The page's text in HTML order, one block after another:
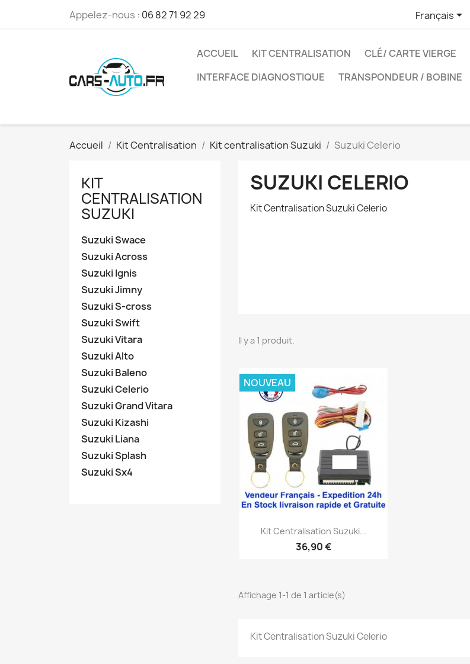
Appelez-nous : 06 82 71 92 29 Français
ACCUEIL KIT CENTRALISATION CLÉ/ CARTE VIERGE
INTERFACE DIAGNOSTIQUE
TRANSPONDEUR / BOBINE
Accueil Kit Centralisation Kit centralisation Suzuki Suzuki Celerio
KIT
CENTRALISATION
SUZUKI
Suzuki Swace
Suzuki Across
Suzuki Ignis
Suzuki Jimny
Suzuki S-cross
Suzuki Swift
Suzuki Vitara
Suzuki Alto
Suzuki Baleno
Suzuki Celerio
Suzuki Grand Vitara
Suzuki Kizashi
Suzuki Liana
Suzuki Splash
Suzuki Sx4
SUZUKI CELERIO
Kit Centralisation Suzuki Celerio
Il y a 1 produit.
Aperçu rapide
Kit Centralisation Suzuki...
36,90 €
NOUVEAU
Affichage 1-1 de 1 article(s)
Kit Centralisation Suzuki Celerio